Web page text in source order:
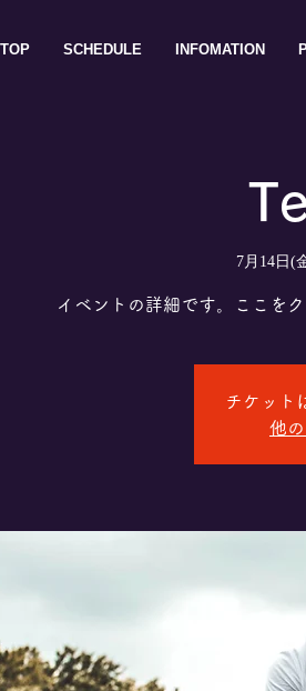
TOP SCHEDULE INFOMATION
7月14日(
イベントの詳細です。ここを
チケット
他